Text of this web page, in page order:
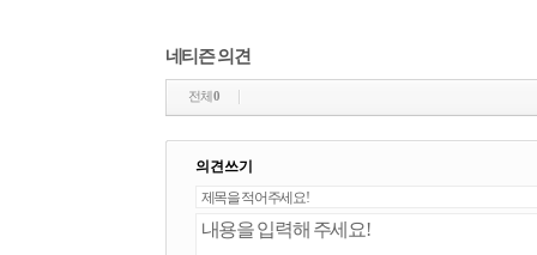
네티즌 의견
전체0
의견쓰기